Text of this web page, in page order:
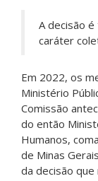
A decisão
caráter
Em 2022, os
Ministério
Comissão
do então
Humanos,
de Minas
da decisão